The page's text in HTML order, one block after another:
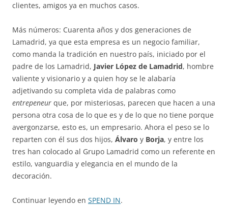
clientes, amigos ya en muchos casos.
Más números: Cuarenta años y dos generaciones de
Lamadrid, ya que esta empresa es un negocio familiar,
como manda la tradición en nuestro país, iniciado por el
padre de los Lamadrid, Javier López de Lamadrid, hombre
valiente y visionario y a quien hoy se le alabaría
adjetivando su completa vida de palabras como
entrepeneur que, por misteriosas, parecen que hacen a una
persona otra cosa de lo que es y de lo que no tiene porque
avergonzarse, esto es, un empresario. Ahora el peso se lo
reparten con él sus dos hijos, Álvaro y Borja, y entre los
tres han colocado al Grupo Lamadrid como un referente en
estilo, vanguardia y elegancia en el mundo de la
decoración.
Continuar leyendo en SPEND IN.